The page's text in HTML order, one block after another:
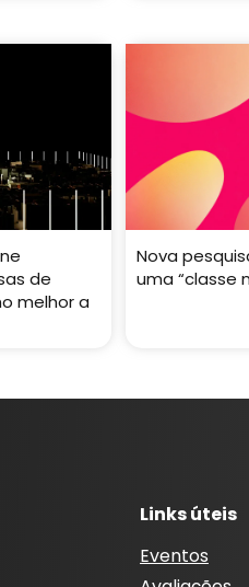
de
melhor a
Nova
uma “classe
Links úteis
Eventos